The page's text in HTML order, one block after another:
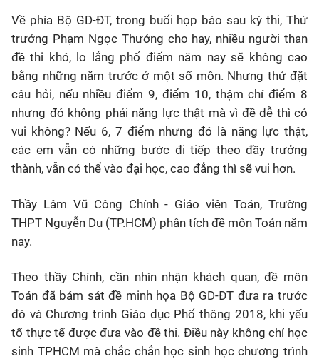
Về phía Bộ GD-ĐT, trong buổi họp báo sau kỳ thi, Thứ
trưởng Phạm Ngọc Thưởng cho hay, nhiều người than
đề thi khó, lo lắng phổ điểm năm nay sẽ không cao
bằng những năm trước ở một số môn. Nhưng thử đặt
câu hỏi, nếu nhiều điểm 9, điểm 10, thậm chí điểm 8
nhưng đó không phải năng lực thật mà vì đề dễ thì có
vui không? Nếu 6, 7 điểm nhưng đó là năng lực thật,
các em vẫn có những bước đi tiếp theo đầy trưởng
thành, vẫn có thể vào đại học, cao đẳng thì sẽ vui hơn.
Thầy Lâm Vũ Công Chính - Giáo viên Toán, Trường
THPT Nguyễn Du (TP.HCM) phân tích đề môn Toán năm
nay.
Theo thầy Chính, cần nhìn nhận khách quan, đề môn
Toán đã bám sát đề minh họa Bộ GD-ĐT đưa ra trước
đó và Chương trình Giáo dục Phổ thông 2018, khi yếu
tố thực tế được đưa vào đề thi. Điều này không chỉ học
sinh TPHCM mà chắc chắn học sinh học chương trình